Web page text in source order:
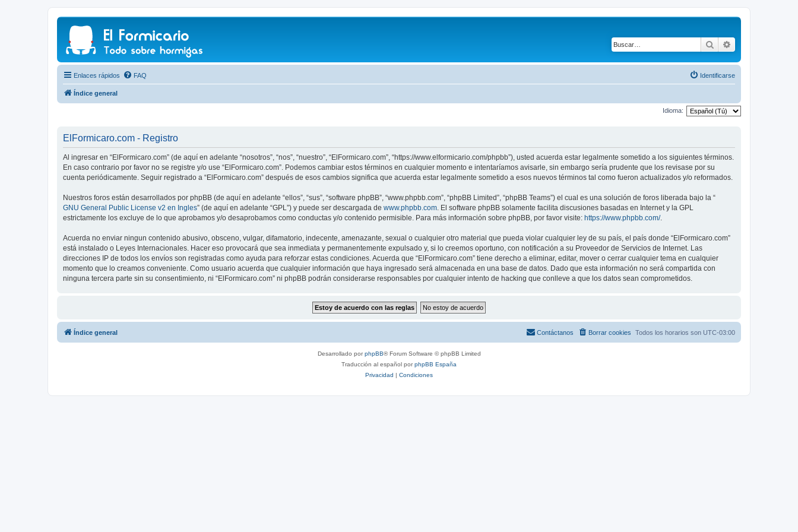
Buscar
Enlaces rápidos FAQ Identificarse
Índice general
Idioma:
ElFormicaro.com - Registro
Al ingresar en “ElFormicaro.com” (de aquí en adelante “nosotros”, “nos”, “nuestro”, “ElFormicaro.com”, “https://www.elformicario.com/phpbb”), usted acuerda estar legalmente sometido a los siguientes términos.
En caso contrario por favor no se registre y/o use “ElFormicaro.com”. Podemos cambiar estos términos en cualquier momento e intentaríamos avisarle, sin embargo sería prudente que los revisase por su
cuenta periódicamente. Seguir registrado a “ElFormicaro.com” después de esos cambios significa que acuerda estar legalmente sometido a esos nuevos términos tal como fueron actualizados y/o reformados.
Nuestros foros están desarrollados por phpBB (de aquí en adelante “ellos”, “sus”, “software phpBB”, “www.phpbb.com”, “phpBB Limited”, “phpBB Teams”) el cual es una solución de foros liberada bajo la “
GNU General Public License v2 en Ingles” (de aquí en adelante “GPL”) y puede ser descargada de www.phpbb.com . El software phpBB solamente facilita discusiones basadas en Internet y la GPL
estrictamente los excluye de lo que aprobamos y/o desaprobamos como conductas y/o contenido permisible. Para más información sobre phpBB, por favor visite: https://www.phpbb.com/.
Acuerda no enviar ningun contenido abusivo, obsceno, vulgar, difamatorio, indecente, amenazante, sexual o cualquier otro material que pueda violar cualquier ley de su país, el país donde “ElFormicaro.com”
está instalado o Leyes Internacionales. Hacer eso provocará que sea inmediata y permanentemente expulsado y, si lo creemos oportuno, con notificación a su Proveedor de Servicios de Internet. Las
direcciones IP de todos los envíos son registradas como ayuda para reforzar estas condiciones. Acuerda que “ElFormicaro.com” tiene derecho a eliminar, editar, mover o cerrar cualquier tema en cualquier
momento que lo creamos conveniente. Como usuario acuerda que cualquier información que haya ingresado será almacenada en una base de datos. Dado que esta información no será compartida con
ninguna tercera parte sin su consentimiento, ni “ElFormicaro.com” ni phpBB podrán considerarse responsables por cualquier intento de hacking que conlleve a que los datos sean comprometidos.
Índice general Todos los horarios son UTC-03:00
Borrar cookies
Contáctanos
Desarrollado porphpBB® Forum Software © phpBB Limited
Traducción al español porphpBB España
Privacidad | Condiciones